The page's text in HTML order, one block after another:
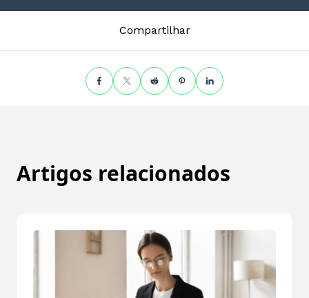
Compartilhar
Artigos relacionados